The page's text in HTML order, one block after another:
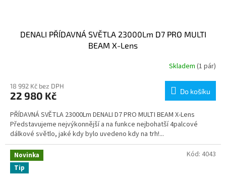
DENALI PŘÍDAVNÁ SVĚTLA 23000Lm D7 PRO MULTI
BEAM X-Lens
Skladem (1 pár)
18 992 Kč bez DPH
22 980 Kč Do košíku
PŘÍDAVNÁ SVĚTLA 23000Lm DENALI D7 PRO MULTI BEAM X-Lens
Představujeme nejvýkonnější a na funkce nejbohatší 4palcové
dálkové světlo, jaké kdy bylo uvedeno kdy na trh!...
Novinka
Tip
Kód: 4043